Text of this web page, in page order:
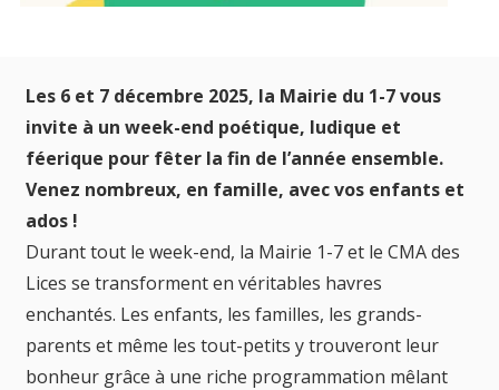
Les 6 et 7 décembre 2025, la Mairie du 1-7 vous
invite à un week-end poétique, ludique et
féerique pour fêter la fin de l’année ensemble.
Venez nombreux, en famille, avec vos enfants et
ados !
Durant tout le week-end, la Mairie 1-7 et le CMA des
Lices se transforment en véritables havres
enchantés. Les enfants, les familles, les grands-
parents et même les tout-petits y trouveront leur
bonheur grâce à une riche programmation mêlant